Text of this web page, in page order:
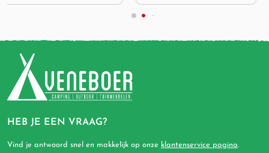
HEB JE EEN VRAAG?
Vind je antwoord snel en makkelijk op onze klantenservice pagina.